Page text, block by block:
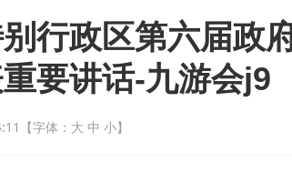
行政区第六届政
要讲话-九游会j9
【字体： 大 中 小】